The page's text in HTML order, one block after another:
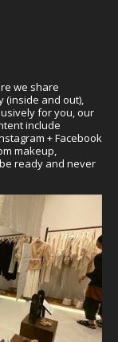
we share
and out),
for you, our
include
+ Facebook
makeup,
ready and never